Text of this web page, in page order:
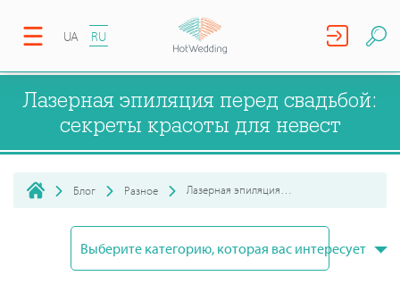
UA RU
Лазерная эпиляция перед свадьбой:
секреты красоты для невест
Блог Разное
Выберите категорию, которая вас интересует